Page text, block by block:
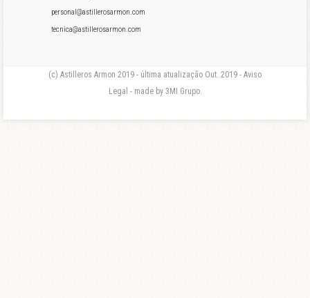
personal@astillerosarmon.com
tecnica@astillerosarmon.com
(c) Astilleros Armon 2019 - última atualização Out. 2019 - Aviso
Legal - made by 3MI Grupo.